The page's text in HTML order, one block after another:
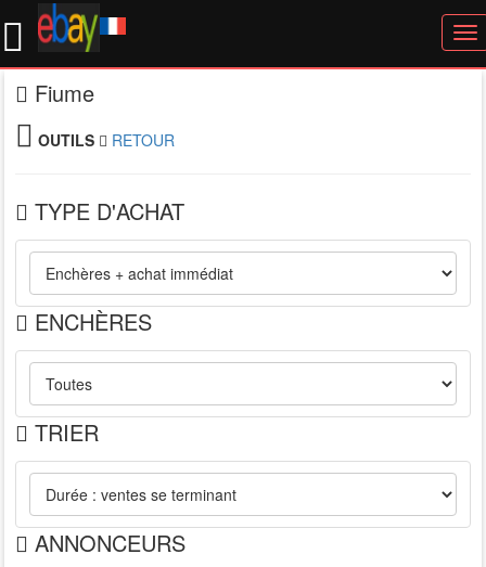
Fiume
OUTILS RETOUR
TYPE D'ACHAT
ENCHÈRES
TRIER
ANNONCEURS